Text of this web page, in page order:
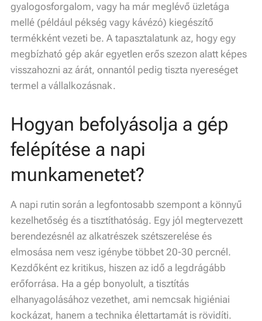
gyalogosforgalom, vagy ha már meglévő üzletága
mellé (például pékség vagy kávézó) kiegészítő
termékként vezeti be. A tapasztalatunk az, hogy egy
megbízható gép akár egyetlen erős szezon alatt képes
visszahozni az árát, onnantól pedig tiszta nyereséget
termel a vállalkozásnak.
Hogyan befolyásolja a gép
felépítése a napi
munkamenetet?
A napi rutin során a legfontosabb szempont a könnyű
kezelhetőség és a tisztíthatóság. Egy jól megtervezett
berendezésnél az alkatrészek szétszerelése és
elmosása nem vesz igénybe többet 20-30 percnél.
Kezdőként ez kritikus, hiszen az idő a legdrágább
erőforrása. Ha a gép bonyolult, a tisztítás
elhanyagolásához vezethet, ami nemcsak higiéniai
kockázat, hanem a technika élettartamát is rövidíti.